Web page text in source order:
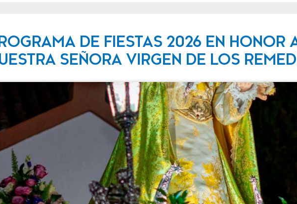
DE FIESTAS 2026 EN HONOR
SEÑORA VIRGEN DE LOS